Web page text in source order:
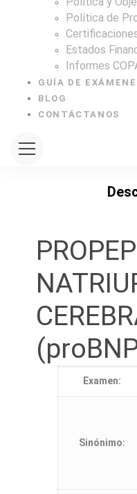
Política de
Estados
Informes
GUÍA DE
BLOG
CONTÁCTANOS
Examen:
Sinónimo: